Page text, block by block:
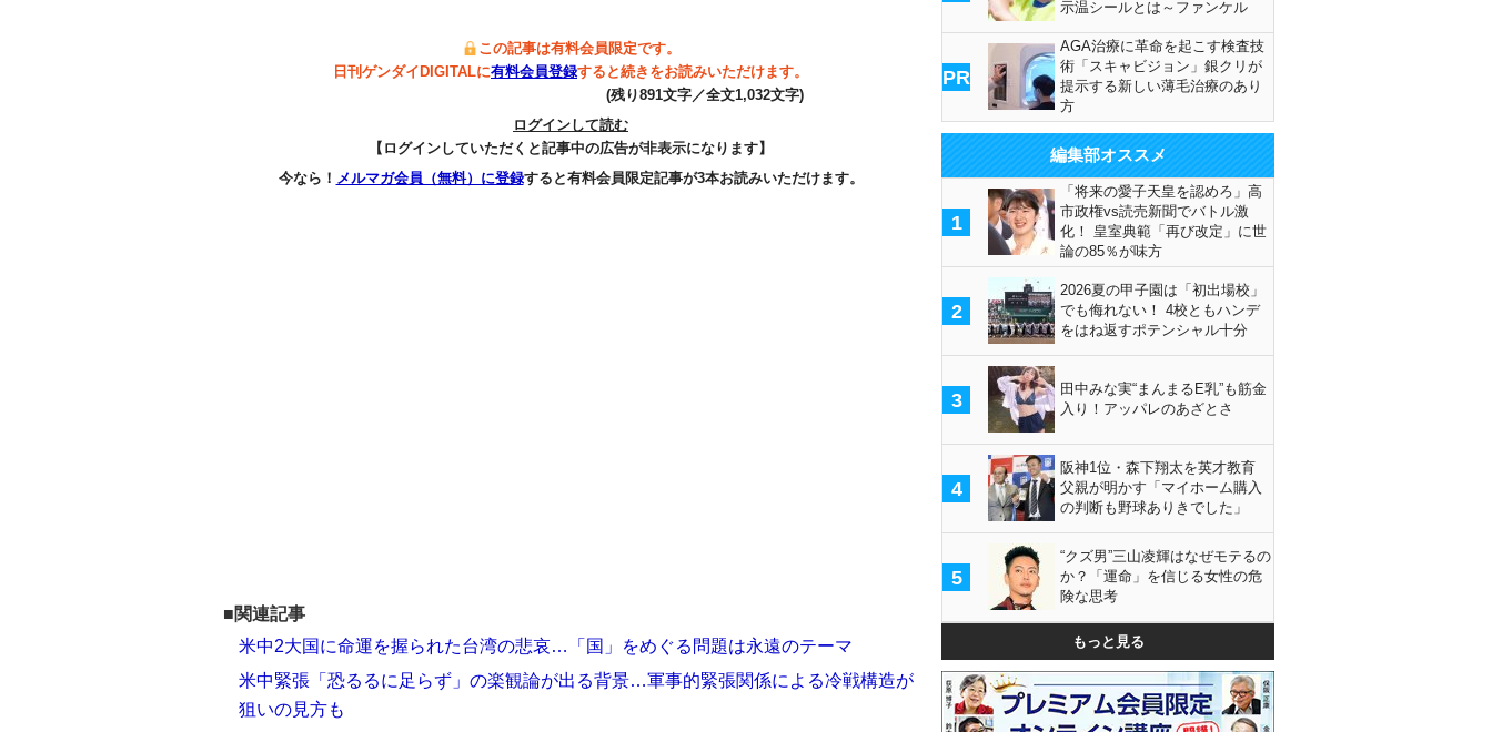
この記事は有料会員限定です。
日刊ゲンダイDIGITALに有料会員登録すると続きをお読みいただけます。
(残り891文字／全文1,032文字)
ログインして読む
【ログインしていただくと記事中の広告が非表示になります】
今なら！ メルマガ会員（無料）に登録すると有料会員限定記事が3本お読みいただけます。
■関連記事
米中2大国に命運を握られた台湾の悲哀…「国」をめぐる問題は永遠のテーマ
米中緊張「恐るるに足らず」の楽観論が出る背景…軍事的緊張関係による冷戦構造が
狙いの見方も
示温シールとは～ファンケル
PR
AGA治療に革命を起こす検査技
術「スキャビジョン」銀クリが
提示する新しい薄毛治療のあり
方
編集部オススメ
1
「将来の愛子天皇を認めろ」高
市政権vs読売新聞でバトル激
化！ 皇室典範「再び改定」に世
論の85％が味方
2
2026夏の甲子園は「初出場校」
でも侮れない！ 4校ともハンデ
をはね返すポテンシャル十分
3
田中みな実“まんまるE乳”も筋金
入り！アッパレのあざとさ
4
阪神1位・森下翔太を英才教育
父親が明かす「マイホーム購入
の判断も野球ありきでした」
5
“クズ男”三山凌輝はなぜモテるの
か？「運命」を信じる女性の危
険な思考
もっと見る